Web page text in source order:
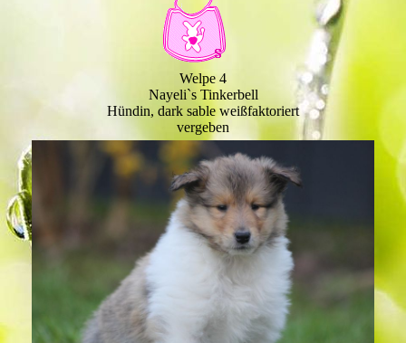
Welpe 4
Nayeli`s Tinkerbell
Hündin, dark sable weißfaktoriert
vergeben